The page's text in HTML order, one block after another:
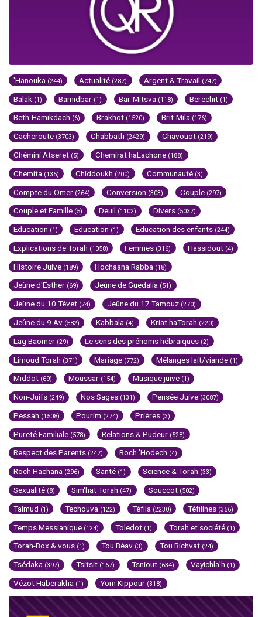
'Hanouka (244) Actualité (287) Argent & Travail (747)
Balak (1) Bamidbar (1) Bar-Mitsva (118) Berechit (1)
Beth-Hamikdach (6) Brakhot (1520) Brit-Mila (176)
Cacheroute (3703) Chabbath (2429) Chavouot (219)
Chémini Atseret (5) Chemirat haLachone (188)
Chemita (135) Chiddoukh (200) Communauté (3)
Compte du Omer (264) Conversion (303) Couple (297)
Couple et Famille (5) Deuil (1102) Divers (5037)
Education (1) Education (1) Education des enfants (244)
Explications de Torah (1058) Femmes (316) Hassidout (4)
Histoire Juive (189) Hochaana Rabba (18)
Jeûne d'Esther (69) Jeûne de Guedalia (51)
Jeûne du 10 Tévet (74) Jeûne du 17 Tamouz (270)
Jeûne du 9 Av (582) Kabbala (4) Kriat haTorah (220)
Lag Baomer (29) Le sens des prénoms hébraïques (2)
Limoud Torah (371) Mariage (772) Mélanges lait/viande (1)
Middot (69) Moussar (154) Musique juive (1)
Non-Juifs (249) Nos Sages (131) Pensée Juive (3087)
Pessah (1508) Pourim (274) Prières (3)
Pureté Familiale (578) Relations & Pudeur (528)
Respect des Parents (247) Roch 'Hodech (4)
Roch Hachana (296) Santé (1) Science & Torah (33)
Sexualité (8) Sim'hat Torah (47) Souccot (502)
Talmud (1) Techouva (122) Téfila (2230) Téfilines (356)
Temps Messianique (124) Toledot (1) Torah et société (1)
Torah-Box & vous (1) Tou Béav (3) Tou Bichvat (24)
Tsédaka (397) Tsitsit (167) Tsniout (634) Vayichla'h (1)
Vézot Haberakha (1) Yom Kippour (318)